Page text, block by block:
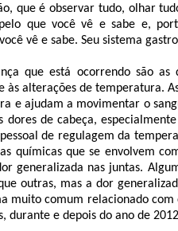
que é observar tudo, olhar
que você vê e sabe e,
vê e sabe. Seu sistema
que está ocorrendo são
às alterações de temperatura.
e ajudam a movimentar o
dores de cabeça,
de regulagem da
químicas que se envolvem
generalizada nas juntas.
outras, mas a dor
muito comum relacionado com
durante e depois do ano de